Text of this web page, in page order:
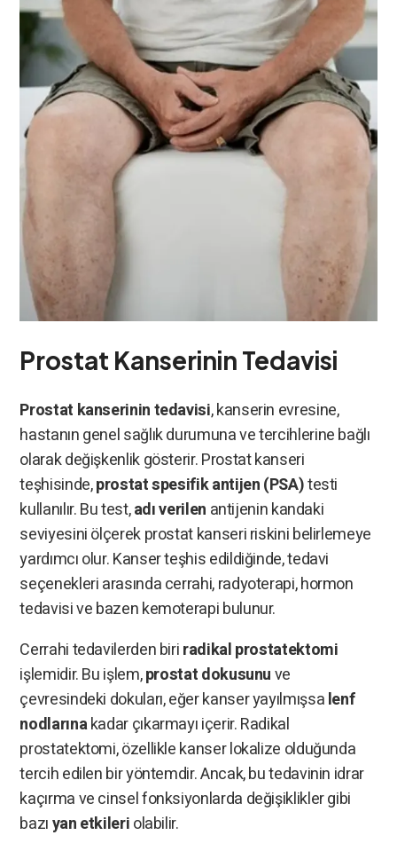
Prostat Kanserinin Tedavisi
Prostat kanserinin tedavisi, kanserin evresine,
hastanın genel sağlık durumuna ve tercihlerine bağlı
olarak değişkenlik gösterir. Prostat kanseri
teşhisinde,prostat spesifik antijen (PSA)testi
kullanılır. Bu test,adı verilen antijenin kandaki
seviyesini ölçerek prostat kanseri riskini belirlemeye
yardımcı olur. Kanser teşhis edildiğinde, tedavi
seçenekleri arasında cerrahi, radyoterapi, hormon
tedavisi ve bazen kemoterapi bulunur.
Cerrahi tedavilerden biriradikal prostatektomi
işlemidir. Bu işlem,prostat dokusunuve
çevresindeki dokuları, eğer kanser yayılmışsalenf
nodlarınakadar çıkarmayı içerir. Radikal
prostatektomi, özellikle kanser lokalize olduğunda
tercih edilen bir yöntemdir. Ancak, bu tedavinin idrar
kaçırma ve cinsel fonksiyonlarda değişiklikler gibi
bazıyan etkileriolabilir.